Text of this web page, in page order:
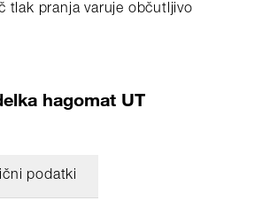
tlak pranja varuje občutljivo
hagomat UT
podatki